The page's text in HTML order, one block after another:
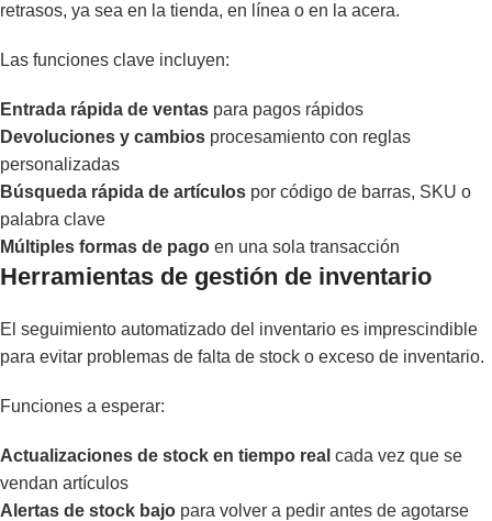
retrasos, ya sea en la tienda, en línea o en la acera.
Las funciones clave incluyen:
Entrada rápida de ventas para pagos rápidos
Devoluciones y cambios procesamiento con reglas
personalizadas
Búsqueda rápida de artículos por código de barras, SKU o
palabra clave
Múltiples formas de pago en una sola transacción
Herramientas de gestión de inventario
El seguimiento automatizado del inventario es imprescindible
para evitar problemas de falta de stock o exceso de inventario.
Funciones a esperar:
Actualizaciones de stock en tiempo real cada vez que se
vendan artículos
Alertas de stock bajo para volver a pedir antes de agotarse